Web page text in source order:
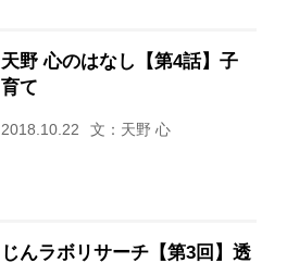
天野 心のはなし【第4話】子
育て
2018.10.22 文：天野 心
じんラボリサーチ【第3回】透